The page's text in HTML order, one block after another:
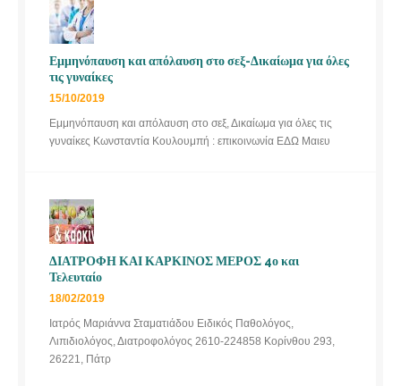
Εμμηνόπαυση και απόλαυση στο σεξ-Δικαίωμα για όλες
τις γυναίκες
15/10/2019
Εμμηνόπαυση και απόλαυση στο σεξ, Δικαίωμα για όλες τις
γυναίκες Κωνσταντία Κουλουμπή : επικοινωνία ΕΔΩ Μαιευ
ΔΙΑΤΡΟΦΗ ΚΑΙ ΚΑΡΚΙΝΟΣ ΜΕΡΟΣ 4ο και
Τελευταίο
18/02/2019
Ιατρός Μαριάννα Σταματιάδου Ειδικός Παθολόγος,
Λιπιδιολόγος, Διατροφολόγος 2610-224858 Κορίνθου 293,
26221, Πάτρ